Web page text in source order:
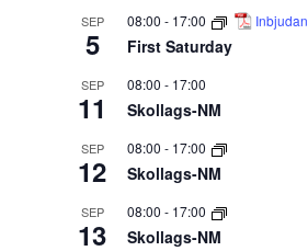
SEP
5
08:00 - 17:00 Inbjudan
First Saturday
SEP
11
08:00 - 17:00
Skollags-NM
SEP
12
08:00 - 17:00
Skollags-NM
SEP
13
08:00 - 17:00
Skollags-NM